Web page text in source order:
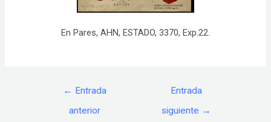
En Pares, AHN, ESTADO, 3370, Exp.22.
Navegación
← Entrada
anterior
Entrada
siguiente →